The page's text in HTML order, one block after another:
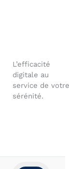
L’efficacité
digitale au
service de votre
sérénité.